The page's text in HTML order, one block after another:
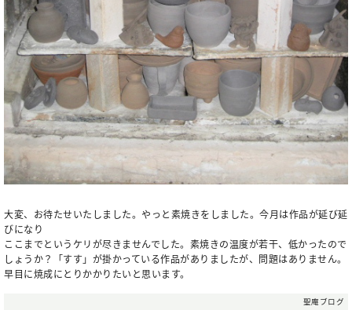
大変、お待たせいたしました。やっと素焼きをしました。今月は作品が延び延
びになり
ここまでというケリが尽きませんでした。素焼きの温度が若干、低かったので
しょうか？「すす」が掛かっている作品がありましたが、問題はありません。
早目に焼成にとりかかりたいと思います。
聖庵ブログ